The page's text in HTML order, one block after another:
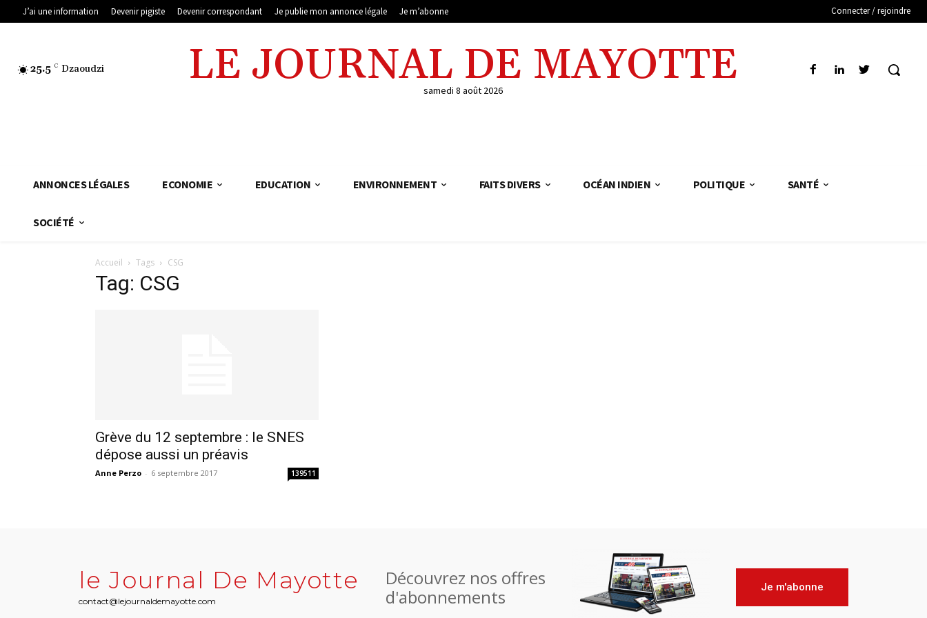
J’ai une information Devenir pigiste Devenir correspondant Je publie mon annonce légale Je m’abonne Connecter / rejoindre
25.5 C Dzaoudzi LE JOURNAL DE MAYOTTE
samedi 8 août 2026
ANNONCES LÉGALES ECONOMIE EDUCATION ENVIRONNEMENT FAITS DIVERS OCÉAN INDIEN POLITIQUE SANTÉ
SOCIÉTÉ
Accueil Tags CSG
Tag: CSG
Grève du 12 septembre : le SNES
dépose aussi un préavis
Anne Perzo - 6 septembre 2017 139511
le Journal De Mayotte
contact@lejournaldemayotte.com
Découvrez nos offres
d'abonnements
Je m'abonne